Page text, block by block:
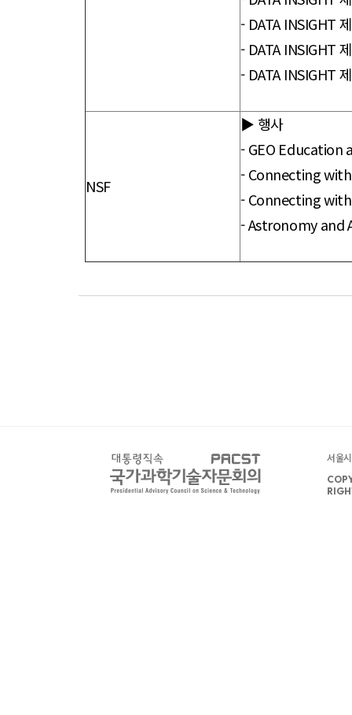
- DATA INSIGHT
- DATA INSIGHT
- DATA INSIGHT
NSF
▶ 행사
-GEO Education
-Connecting
-Connecting
-Astronomy and
서울